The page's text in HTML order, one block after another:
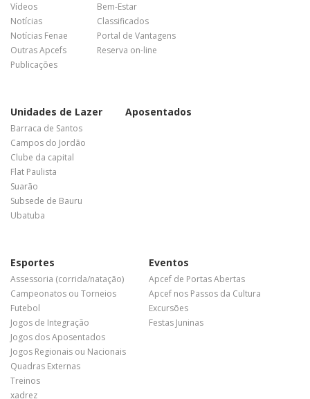
Vídeos
Notícias
Notícias Fenae
Outras Apcefs
Publicações
Bem-Estar
Classificados
Portal de Vantagens
Reserva on-line
Unidades de Lazer
Barraca de Santos
Campos do Jordão
Clube da capital
Flat Paulista
Suarão
Subsede de Bauru
Ubatuba
Aposentados
Esportes
Assessoria (corrida/natação)
Campeonatos ou Torneios
Futebol
Jogos de Integração
Jogos dos Aposentados
Jogos Regionais ou Nacionais
Quadras Externas
Treinos
xadrez
Eventos
Apcef de Portas Abertas
Apcef nos Passos da Cultura
Excursões
Festas Juninas